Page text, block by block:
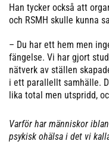
Han tycker också att
och RSMH skulle kunna
– Du har ett hem men
fängelse. Vi har gjort
nätverk av ställen
i ett parallellt samhälle.
lika total men utspridd,
Varför har människor
psykisk ohälsa i det vi